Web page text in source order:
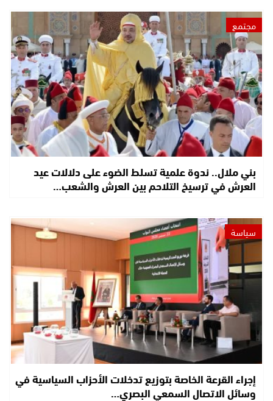
مجتمع
بني ملال.. ندوة علمية تسلط الضوء على دلالات عيد
العرش في ترسيخ التلاحم بين العرش والشعب…
سياسة
إجراء القرعة الخاصة بتوزيع تدخلات الأحزاب السياسية في
وسائل الاتصال السمعي البصري…